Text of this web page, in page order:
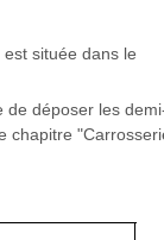
située dans le
de déposer les
chapitre